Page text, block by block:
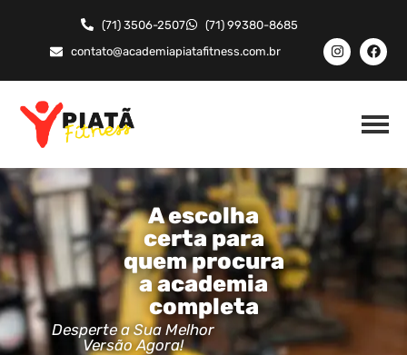
(71) 3506-2507
(71) 99380-8685
contato@academiapiatafitness.com.br
A escolha
certa para
quem procura
a academia
completa
Desperte a Sua Melhor
Versão Agora!